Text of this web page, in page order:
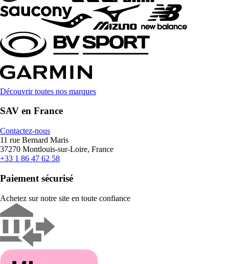
Découvrir toutes nos marques
SAV en France
Contactez-nous
11 rue Bernard Maris
37270 Montlouis-sur-Loire, France
+33 1 86 47 62 58
Paiement sécurisé
Achetez sur notre site en toute confiance